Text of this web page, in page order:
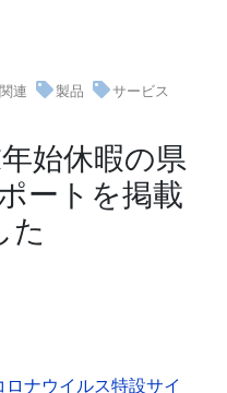
連 製品 サービス
始休暇の県
ートを掲載
た
ロナウイルス特設サイ